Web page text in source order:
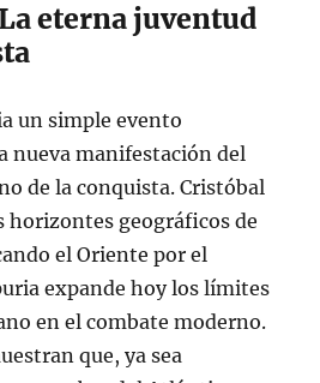
eterna juventud
un simple evento
nueva manifestación del
de la conquista. Cristóbal
horizontes geográficos de
el Oriente por el
expande hoy los límites
en el combate moderno.
que, ya sea